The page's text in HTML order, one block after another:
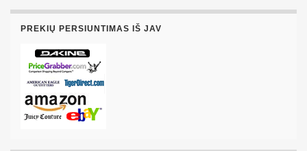
PREKIŲ PERSIUNTIMAS IŠ JAV